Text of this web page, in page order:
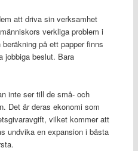
att driva sin verksamhet
verkliga problem i
på ett papper finns
jobbiga beslut. Bara
inte ser till de små- och
Det är deras ekonomi som
vilket kommer att
undvika en expansion i bästa